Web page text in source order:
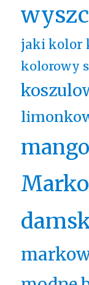
jaki kolor
kolorowy